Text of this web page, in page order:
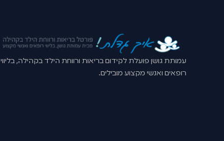
עמותת גושן פועלת לקידום בריאות ורווחת הילד בקהילה, בליווי
רופאים ואנשי מקצוע מובילים.